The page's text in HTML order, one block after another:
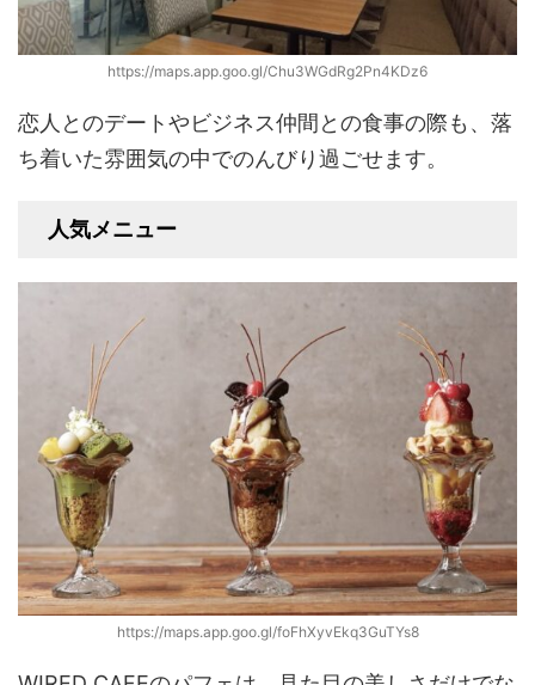
https://maps.app.goo.gl/Chu3WGdRg2Pn4KDz6
恋人とのデートやビジネス仲間との食事の際も、落
ち着いた雰囲気の中でのんびり過ごせます。
人気メニュー
https://maps.app.goo.gl/foFhXyvEkq3GuTYs8